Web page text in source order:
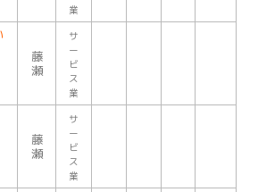
業
藤
瀬
サ
ー
ビ
ス
業
藤
瀬
サ
ー
ビ
ス
業